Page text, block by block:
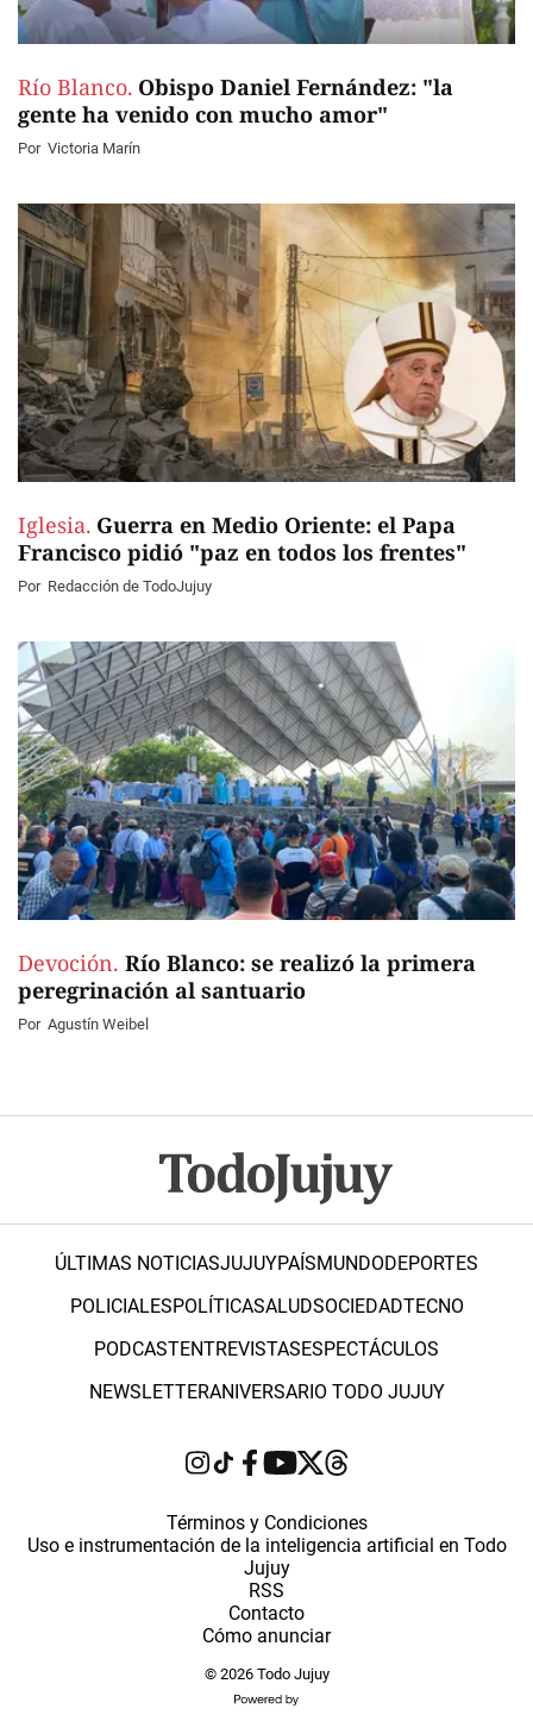
Río Blanco. Obispo Daniel Fernández: "la
gente ha venido con mucho amor"
Por Victoria Marín
Iglesia. Guerra en Medio Oriente: el Papa
Francisco pidió "paz en todos los frentes"
Por Redacción de TodoJujuy
Devoción. Río Blanco: se realizó la primera
peregrinación al santuario
Por Agustín Weibel
ÚLTIMAS NOTICIASJUJUYPAÍSMUNDODEPORTES
POLICIALESPOLÍTICASALUDSOCIEDADTECNO
PODCASTENTREVISTASESPECTÁCULOS
NEWSLETTERANIVERSARIO TODO JUJUY
Términos y Condiciones
Uso e instrumentación de la inteligencia artificial en Todo
Jujuy
RSS
Contacto
Cómo anunciar
© 2026 Todo Jujuy